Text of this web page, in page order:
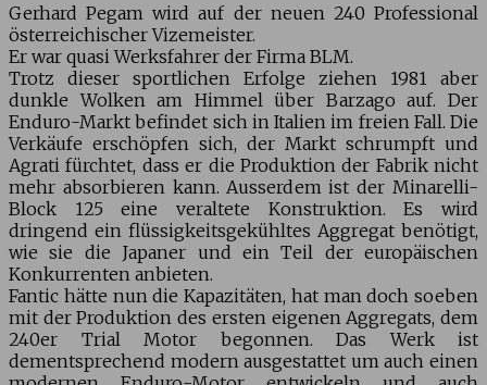
Gerhard Pegam wird auf der neuen 240 Professional
österreichischer Vizemeister.
Er war quasi Werksfahrer der Firma BLM.
Trotz dieser sportlichen Erfolge ziehen 1981 aber
dunkle Wolken am Himmel über Barzago auf. Der
Enduro-Markt befindet sich in Italien im freien Fall. Die
Verkäufe erschöpfen sich, der Markt schrumpft und
Agrati fürchtet, dass er die Produktion der Fabrik nicht
mehr absorbieren kann. Ausserdem ist der Minarelli-
Block 125 eine veraltete Konstruktion. Es wird
dringend ein flüssigkeitsgekühltes Aggregat benötigt,
wie sie die Japaner und ein Teil der europäischen
Konkurrenten anbieten.
Fantic hätte nun die Kapazitäten, hat man doch soeben
mit der Produktion des ersten eigenen Aggregats, dem
240er Trial Motor begonnen. Das Werk ist
dementsprechend modern ausgestattet um auch einen